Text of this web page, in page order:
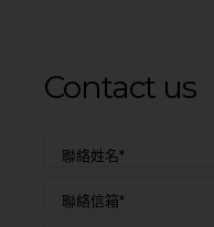
Contact us